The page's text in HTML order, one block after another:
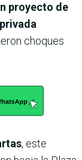
proyecto de
choques
, este